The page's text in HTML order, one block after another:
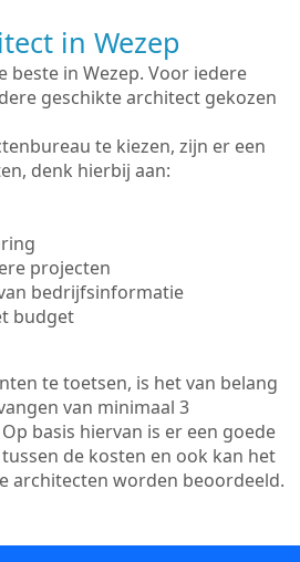
in Wezep
beste in Wezep. Voor iedere
geschikte architect gekozen
te kiezen, zijn er een
denk hierbij aan:
projecten
bedrijfsinformatie
budget
te toetsen, is het van belang
van minimaal 3
basis hiervan is er een goede
de kosten en ook kan het
architecten worden beoordeeld.